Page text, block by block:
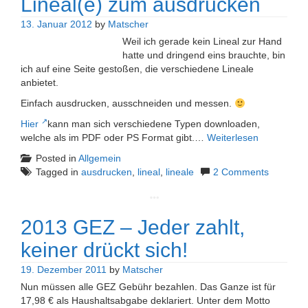
Lineal(e) zum ausdrucken
13. Januar 2012 by Matscher
Weil ich gerade kein Lineal zur Hand
hatte und dringend eins brauchte, bin
ich auf eine Seite gestoßen, die verschiedene Lineale
anbietet.
Einfach ausdrucken, ausschneiden und messen.
Hier
kann man sich verschiedene Typen downloaden,
welche als im PDF oder PS Format gibt.… Weiterlesen
Posted in Allgemein
Tagged in ausdrucken, lineal, lineale 2 Comments
2013 GEZ – Jeder zahlt,
keiner drückt sich!
19. Dezember 2011 by Matscher
Nun müssen alle GEZ Gebühr bezahlen. Das Ganze ist für
17,98 € als Haushaltsabgabe deklariert. Unter dem Motto